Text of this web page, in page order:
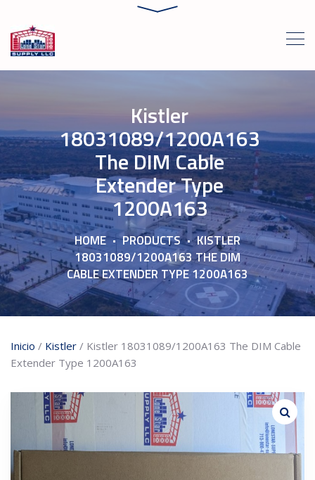
Kistler
18031089/1200A163
The DIM Cable
Extender Type
1200A163
HOME PRODUCTS
KISTLER
18031089/1200A163 THE DIM
CABLE EXTENDER TYPE 1200A163
Inicio / Kistler / Kistler 18031089/1200A163 The DIM Cable
Extender Type 1200A163